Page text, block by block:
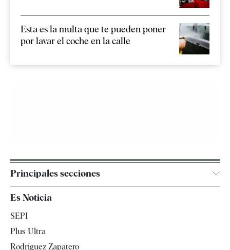
Esta es la multa que te pueden poner
por lavar el coche en la calle
Principales secciones
España
Es Noticia
SEPI
Plus Ultra
Rodríguez Zapatero